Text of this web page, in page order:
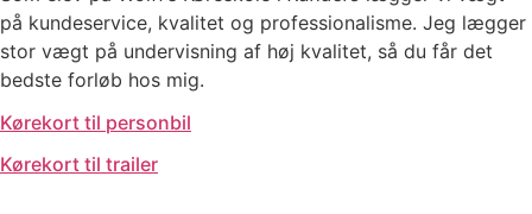
på kundeservice, kvalitet og professionalisme. Jeg lægger
stor vægt på undervisning af høj kvalitet, så du får det
bedste forløb hos mig.
Kørekort til personbil
Kørekort til trailer